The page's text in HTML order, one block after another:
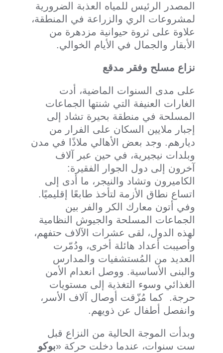
المصدر الرئيس للمياه العذبة الضرورية
لمشروعات الري والزراعة في المنطقة،
علاوة على ثروة حيوانية مزدهرة من
الأبقار والجمال في الأيام الخوالي.
نزاع مسلح وفقر مدقع
على مدى السنوات الماضية، أدت
الغارات العنيفة التي شنتها الجماعات
المسلحة في منطقة بحيرة تشاد إلى
إجبار ملايين السكان على الفرار من
ديارهم. وجد بعض الأهالي ملاذًا في مدن
وبلدات نيجيرية، في حين عبر آلاف
آخرون إلى دول الجوار الفقيرة:
الكاميرون وتشاد والنيجر، ما أدى إلى
اتساع نطاق الأزمة لتأخذ طابعًا إقليميًا.
وفي أتون معارك الكر والفر بين
الجماعات المسلحة والجيوش النظامية
لهذه الدول، لقى عشرات الآلاف حتفهم،
وأصيبت أعداد هائلة أخرى، ودُمّرت
العديد من المُستشفيات والمدارس
والبنى الأساسية. ووصل انعدام الأمن
الغذائي وسوء التغذية إلى مستويات
حرجة. كما مُزّقت أوصال آلاف الأسر،
وانفصل أطفال عن ذويهم.
وبدأت الموجة الحالية من النزاع قبل
ست سنوات، عندما دخلت حركة «بوكو